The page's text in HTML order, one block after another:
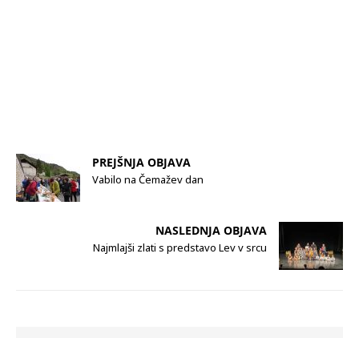
Vabilo na Čemažev dan
Najmlajši zlati s predstavo Lev v srcu